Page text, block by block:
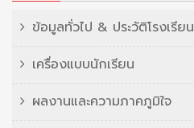
ข้อมูลทั่วไป & ประวัติโรงเรียน
เครื่องแบบนักเรียน
ผลงานและความภาคภูมิใจ